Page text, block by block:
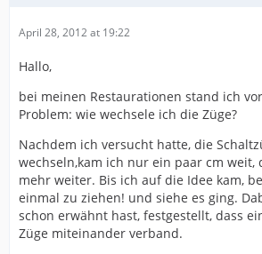
April 28, 2012 at 19:22
Hallo,
bei meinen Restaurationen stand ich
Problem: wie wechsele ich die Züge?
Nachdem ich versucht hatte, die
wechseln,kam ich nur ein paar cm weit,
mehr weiter. Bis ich auf die Idee kam,
einmal zu ziehen! und siehe es ging.
schon erwähnt hast, festgestellt, dass
Züge miteinander verband.